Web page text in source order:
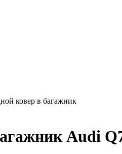
ковер в багажник
Audi